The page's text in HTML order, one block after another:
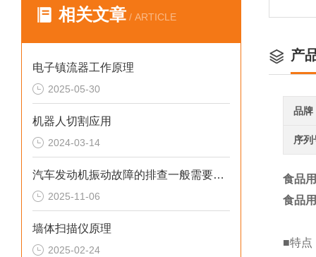
相关文章 / ARTICLE
电子镇流器工作原理
2025-05-30
机器人切割应用
2024-03-14
汽车发动机振动故障的排查一般需要多长时间
2025-11-06
墙体扫描仪原理
2025-02-24
产
品牌
序列
食品
食品
■特点